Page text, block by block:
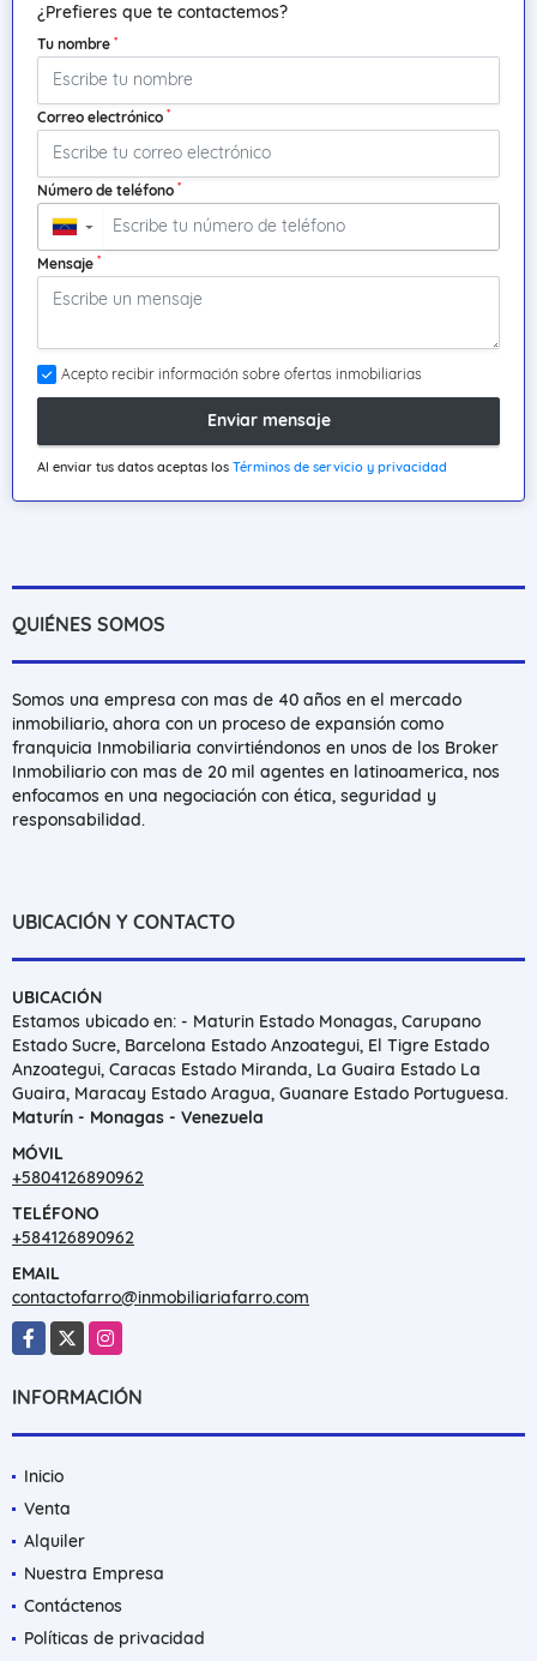
¿Prefieres que te contactemos?
Tu nombre *
Correo electrónico *
Número de teléfono *
▼
Mensaje *
Acepto recibir información sobre ofertas inmobiliarias
Enviar mensaje
Al enviar tus datos aceptas los Términos de servicio y privacidad
QUIÉNES SOMOS
Somos una empresa con mas de 40 años en el mercado
inmobiliario, ahora con un proceso de expansión como
franquicia Inmobiliaria convirtiéndonos en unos de los Broker
Inmobiliario con mas de 20 mil agentes en latinoamerica, nos
enfocamos en una negociación con ética, seguridad y
responsabilidad.
UBICACIÓN Y CONTACTO
UBICACIÓN
Estamos ubicado en: - Maturin Estado Monagas, Carupano
Estado Sucre, Barcelona Estado Anzoategui, El Tigre Estado
Anzoategui, Caracas Estado Miranda, La Guaira Estado La
Guaira, Maracay Estado Aragua, Guanare Estado Portuguesa.
Maturín - Monagas - Venezuela
MÓVIL
+5804126890962
TELÉFONO
+584126890962
EMAIL
contactofarro@inmobiliariafarro.com
Facebook
X Instagram
INFORMACIÓN
Inicio
Venta
Alquiler
Nuestra Empresa
Contáctenos
Políticas de privacidad